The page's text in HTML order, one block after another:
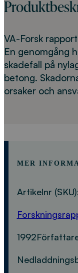
VA-Forsk
En genomgång
skadefall på
betong.
orsaker och
MER
Artikelnr
1992